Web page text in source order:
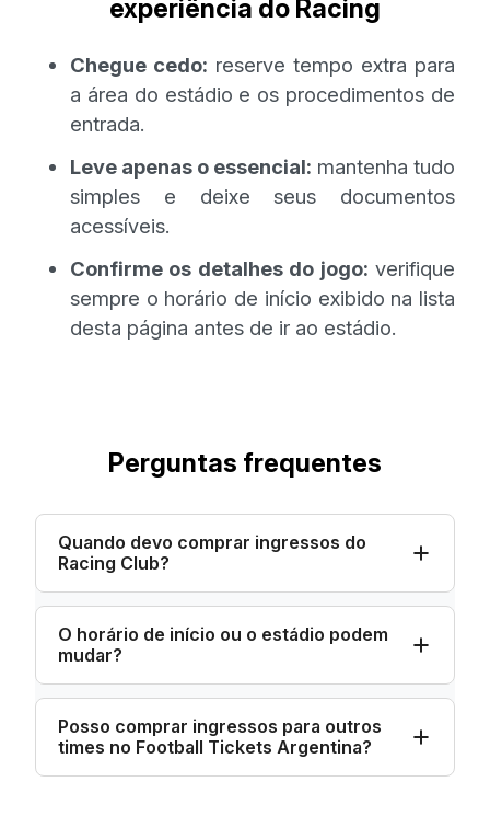
experiência do Racing
Chegue cedo: reserve tempo extra para
a área do estádio e os procedimentos de
entrada.
Leve apenas o essencial: mantenha tudo
simples e deixe seus documentos
acessíveis.
Confirme os detalhes do jogo: verifique
sempre o horário de início exibido na lista
desta página antes de ir ao estádio.
Perguntas frequentes
Quando devo comprar ingressos do
Racing Club?
O horário de início ou o estádio podem
mudar?
Posso comprar ingressos para outros
times no Football Tickets Argentina?